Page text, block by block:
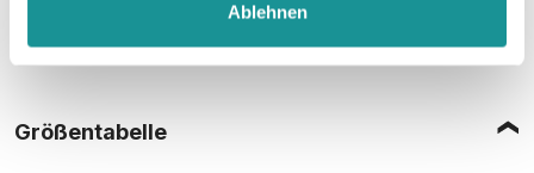
Ablehnen
Größentabelle